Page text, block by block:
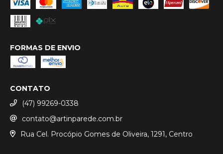
FORMAS DE ENVIO
CONTATO
(47) 99269-0338
contato@artinparede.com.br
Rua Cel. Procópio Gomes de Oliveira, 1291, Centro